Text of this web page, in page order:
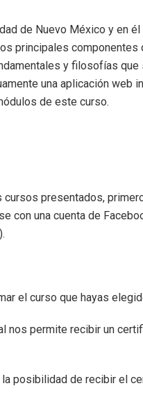
de Nuevo México y en
principales
y filosofías que
una aplicación web
de este curso.
presentados,
con una cuenta de
el curso que hayas
nos permite recibir un
posibilidad de recibir el